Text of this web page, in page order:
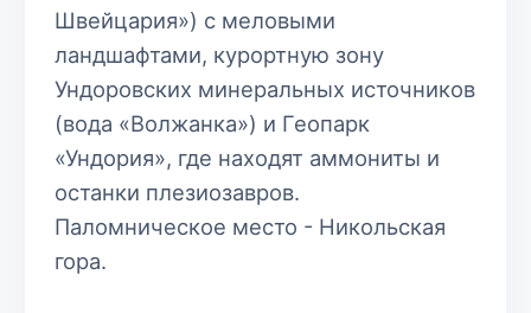
Швейцария») с меловыми
ландшафтами, курортную зону
Ундоровских минеральных источников
(вода «Волжанка») и Геопарк
«Ундория», где находят аммониты и
останки плезиозавров.
Паломническое место - Никольская
гора.